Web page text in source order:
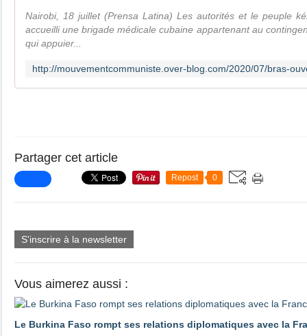
Nairobi, 18 juillet (Prensa Latina) Les autorités et le peuple
accueilli une brigade médicale cubaine appartenant au
qui appuier...
Partager cet article
Repost 0
S'inscrire à la newsletter
Vous aimerez aussi :
Le Burkina Faso rompt ses relations diplomatiques avec la